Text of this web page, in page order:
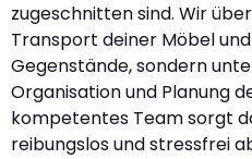
zugeschnitten sind. Wir
Transport deiner Möbel
Gegenstände, sondern
Organisation und Planung
kompetentes Team sorgt
reibungslos und stressfrei